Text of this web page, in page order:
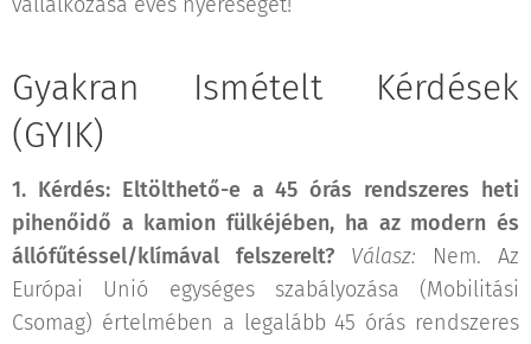
Gyakran Ismételt Kérdések
(GYIK)
1. Kérdés: Eltölthető-e a 45 órás rendszeres heti
pihenőidő a kamion fülkéjében, ha az modern és
állófűtéssel/klímával felszerelt?
Válasz: Nem. Az
Európai Unió egységes szabályozása (Mobilitási
Csomag) értelmében a legalább 45 órás rendszeres